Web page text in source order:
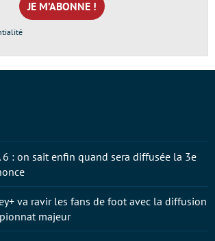
*
6 : on sait enfin quand sera diffusée la 3e
va ravir les fans de foot avec la diffusion
majeur